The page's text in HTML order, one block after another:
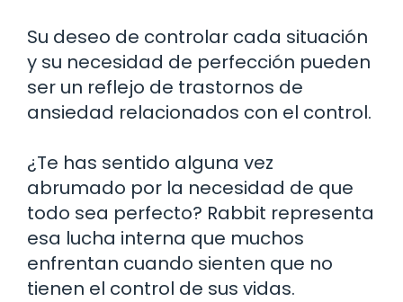
Su deseo de controlar cada situación
y su necesidad de perfección pueden
ser un reflejo de trastornos de
ansiedad relacionados con el control.
¿Te has sentido alguna vez
abrumado por la necesidad de que
todo sea perfecto? Rabbit representa
esa lucha interna que muchos
enfrentan cuando sienten que no
tienen el control de sus vidas.